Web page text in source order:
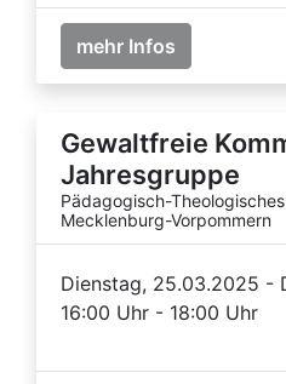
mehr Infos
Gewaltfreie
Jahresgruppe
Pädagogisch-
Mecklenburg-Vorpommern
Dienstag, 25.03.2025 -
16:00 Uhr - 18:00 Uhr